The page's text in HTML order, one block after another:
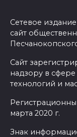
Сетевое
сайт
Сайт
надзору в
технологий и
марта 2020 г.
Знак